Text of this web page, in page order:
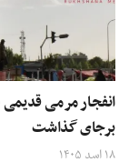
انفجار مرمی
برجای گذاشت
۱۸ اسد ۱۴۰۵